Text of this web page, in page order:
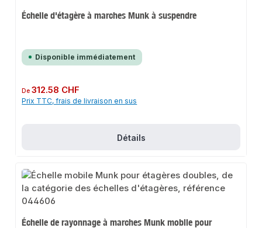
Échelle d'étagère à marches Munk à suspendre
Disponible immédiatement
Prix régulier :
De312.58 CHF
Prix TTC, frais de livraison en sus
Détails
Échelle de rayonnage à marches Munk mobile pour